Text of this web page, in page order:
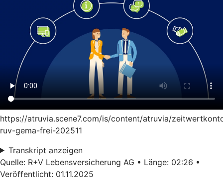
https://atruvia.scene7.com/is/content/atruvia/
ruv-gema-frei-202511
Transkript anzeigen
Quelle: R+V Lebensversicherung AG • Länge: 02:26 •
Veröffentlicht: 01.11.2025